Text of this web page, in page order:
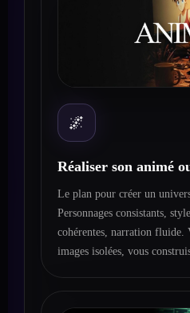
🌌
Réaliser son animé
Le plan pour créer un
Personnages consistants,
cohérentes, narration fluide.
images isolées, vous